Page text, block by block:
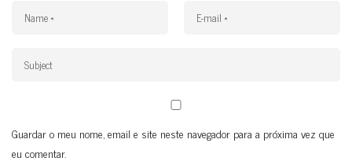
Guardar o meu nome, email e site neste navegador para a próxima vez que
eu comentar.